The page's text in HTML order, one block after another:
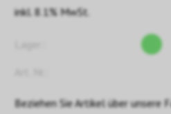
inkl. 8.1% MwSt.
Beziehen Sie Artikel über unsere